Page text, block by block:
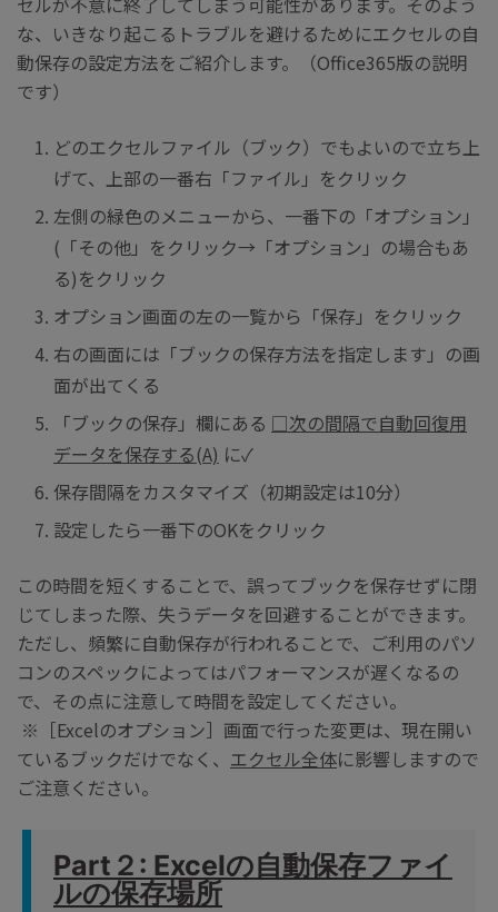
な、いきなり起こるトラブルを避けるためにエクセルの自
動保存の設定方法をご紹介します。（Office365版の説明
です）
どのエクセルファイル（ブック）でもよいので立ち上
げて、上部の一番右「ファイル」をクリック
左側の緑色のメニューから、一番下の「オプション」
(「その他」をクリック→「オプション」の場合もあ
る)をクリック
オプション画面の左の一覧から「保存」をクリック
右の画面には「ブックの保存方法を指定します」の画
面が出てくる
「ブックの保存」欄にある □次の間隔で自動回復用
データを保存する(A) に✓
保存間隔をカスタマイズ（初期設定は10分）
設定したら一番下のOKをクリック
この時間を短くすることで、誤ってブックを保存せずに閉
じてしまった際、失うデータを回避することができます。
ただし、頻繁に自動保存が行われることで、ご利用のパソ
コンのスペックによってはパフォーマンスが遅くなるの
で、その点に注意して時間を設定してください。
※［Excelのオプション］画面で行った変更は、現在開い
ているブックだけでなく、 エクセル全体に影響しますので
ご注意ください。
Part２: Excelの自動保存ファイ
ルの保存場所